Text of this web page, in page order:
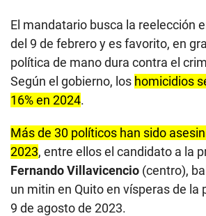
El mandatario busca la reelección
del 9 de febrero y es favorito, en
política de mano dura contra el
Según el gobierno, los homicidios
16% en 2024.
Más de 30 políticos han sido
2023, entre ellos el candidato a la
Fernando Villavicencio (centro),
un mitin en Quito en vísperas de la
9 de agosto de 2023.